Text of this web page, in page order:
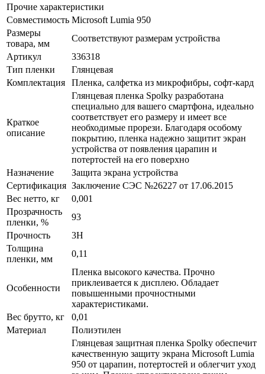
Прочие характеристики
Совместимость Microsoft Lumia 950
Размеры
товара, мм
Соответствуют размерам устройства
Артикул
336318
Тип пленки
Глянцевая
Комплектация
Пленка, салфетка из микрофибры, софт-кард
Краткое
описание
Глянцевая пленка Spolky разработана
специально для вашего смартфона, идеально
соответствует его размеру и имеет все
необходимые прорези. Благодаря особому
покрытию, пленка надежно защитит экран
устройства от появления царапин и
потертостей на его поверхно
Назначение
Защита экрана устройства
Сертификация Заключение СЭС №26227 от 17.06.2015
Вес нетто, кг
0,001
Прозрачность
пленки, %
93
Прочность
3H
Толщина
пленки, мм
0,11
Особенности
Пленка высокого качества. Прочно
приклеивается к дисплею. Обладает
повышенными прочностными
характеристиками.
Вес брутто, кг
0,01
Материал
Полиэтилен
Глянцевая защитная пленка Spolky обеспечит
качественную защиту экрана Microsoft Lumia
950 от царапин, потертостей и облегчит уход